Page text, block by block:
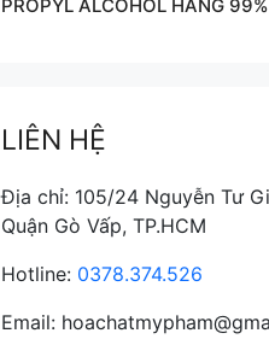
PROPYL ALCOHOL HÀNG 99%
LIÊN HỆ
Địa chỉ: 105/24 Nguyễn Tư
Quận Gò Vấp, TP.HCM
Hotline: 0378.374.526
Email: